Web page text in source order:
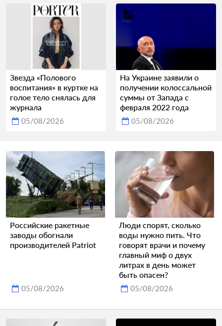
Звезда «Полового
воспитания» в куртке на
голое тело снялась для
журнала
05/08/2026
На Украине заявили о
получении колоссальной
суммы от Запада с
февраля 2022 года
05/08/2026
Российские ракетные
заводы обогнали
производителей Patriot
05/08/2026
Люди спорят, сколько
воды нужно пить. Что
говорят врачи и почему
главный миф о двух
литрах в день может
быть опасен?
05/08/2026